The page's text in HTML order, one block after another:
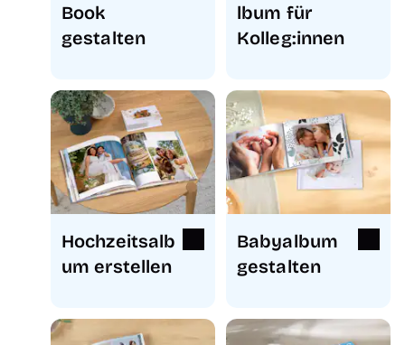
Book
gestalten
lbum für
Kolleg:innen
Hochzeitsalb
um erstellen
Babyalbum
gestalten